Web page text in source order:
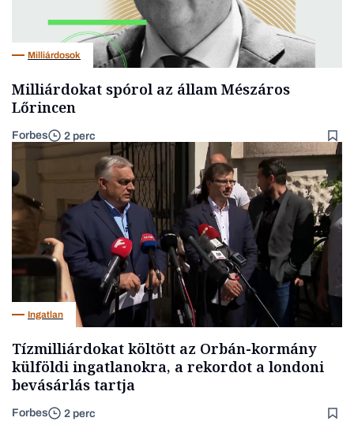
Milliárdosok
Milliárdokat spórol az állam Mészáros
Lőrincen
Forbes 2 perc
Ingatlan
Tízmilliárdokat költött az Orbán-kormány
külföldi ingatlanokra, a rekordot a londoni
bevásárlás tartja
Forbes 2 perc